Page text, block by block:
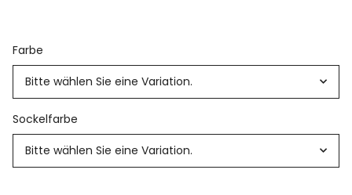
Farbe
Bitte wählen Sie eine Variation.
Sockelfarbe
Bitte wählen Sie eine Variation.